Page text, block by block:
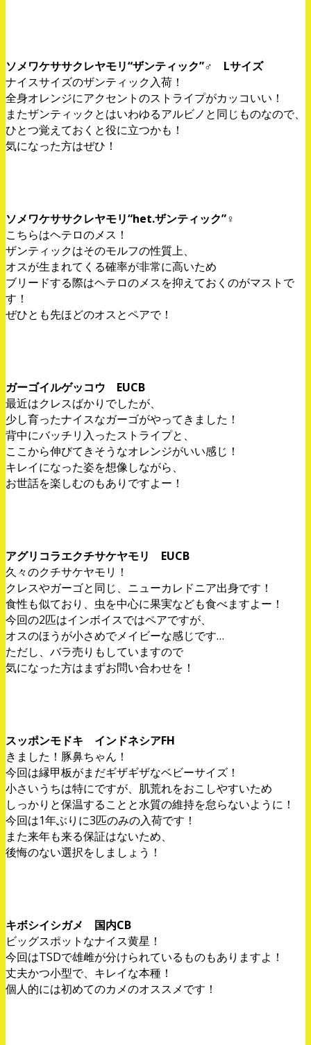
ソメワケササクレヤモリ“ザンティック”♂ Lサイズ
ナイスサイズのザンティック入荷！
全身オレンジにアクセントのストライプがカッコいい！
またザンティックとはいわゆるアルビノと同じものなので、
ひとつ覚えておくと役に立つかも！
気になった方はぜひ！
ソメワケササクレヤモリ“het.ザンティック”♀
こちらはヘテロのメス！
ザンティックはそのモルフの性質上、
オスが生まれてくる確率が非常に高いため
ブリードする際はヘテロのメスを抑えておくのがマストで
す！
ぜひとも先ほどのオスとペアで！
ガーゴイルゲッコウ EUCB
最近はクレスばかりでしたが、
少し育ったナイスなガーゴがやってきました！
背中にバッチリ入ったストライプと、
ここから伸びてきそうなオレンジがいい感じ！
キレイになった姿を想像しながら、
お世話を楽しむのもありですよー！
アグリコラエクチサケヤモリ EUCB
久々のクチサケヤモリ！
クレスやガーゴと同じ、ニューカレドニア出身です！
食性も似ており、虫を中心に果実なども食べますよー！
今回の2匹はインボイスではペアですが、
オスのほうが小さめでメイビーな感じです…
ただし、バラ売りもしていますので
気になった方はまずお問い合わせを！
スッポンモドキ インドネシアFH
きました！豚鼻ちゃん！
今回は縁甲板がまだギザギザなベビーサイズ！
小さいうちは特にですが、肌荒れをおこしやすいため
しっかりと保温することと水質の維持を怠らないように！
今回は1年ぶりに3匹のみの入荷です！
また来年も来る保証はないため、
後悔のない選択をしましょう！
キボシイシガメ 国内CB
ビッグスポットなナイス黄星！
今回はTSDで雄雌が分けられているものもありますよ！
丈夫かつ小型で、キレイな本種！
個人的には初めてのカメのオススメです！